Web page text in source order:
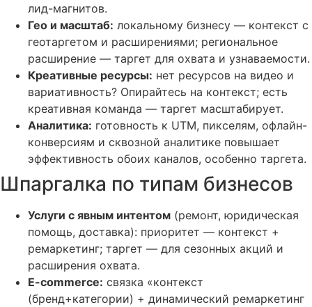
лид-магнитов.
Гео и масштаб: локальному бизнесу — контекст с
геотаргетом и расширениями; региональное
расширение — таргет для охвата и узнаваемости.
Креативные ресурсы: нет ресурсов на видео и
вариативность? Опирайтесь на контекст; есть
креативная команда — таргет масштабирует.
Аналитика: готовность к UTM, пикселям, офлайн-
конверсиям и сквозной аналитике повышает
эффективность обоих каналов, особенно таргета.
Шпаргалка по типам бизнесов
Услуги с явным интентом (ремонт, юридическая
помощь, доставка): приоритет — контекст +
ремаркетинг; таргет — для сезонных акций и
расширения охвата.
E-commerce: связка «контекст
(бренд+категории) + динамический ремаркетинг